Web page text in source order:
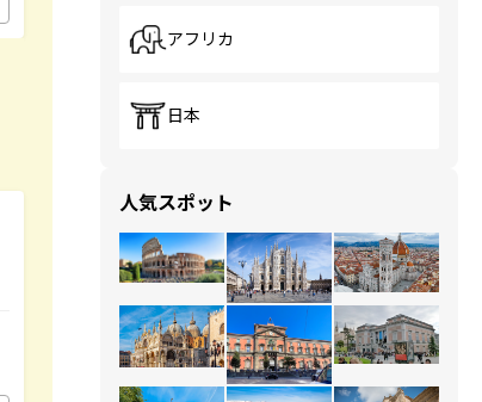
アフリカ
日本
人気スポット